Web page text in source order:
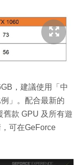
，建議使用「中
」。配合最新的
舊款 GPU 及所有遊
可在GeForce